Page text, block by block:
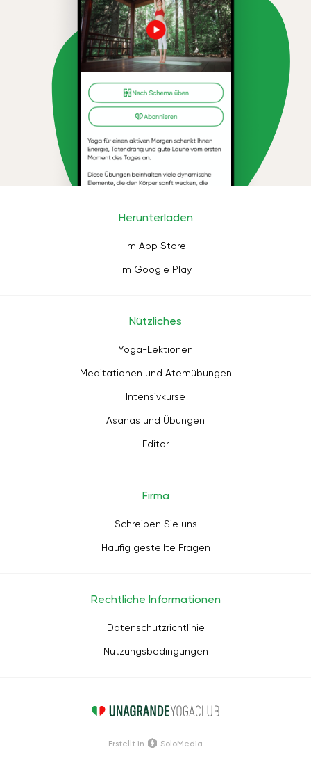
Herunterladen
Im App Store
Im Google Play
Nützliches
Yoga-Lektionen
Meditationen und Atemübungen
Intensivkurse
Asanas und Übungen
Editor
Firma
Schreiben Sie uns
Häufig gestellte Fragen
Rechtliche Informationen
Datenschutzrichtlinie
Nutzungsbedingungen
Erstellt in SoloMedia